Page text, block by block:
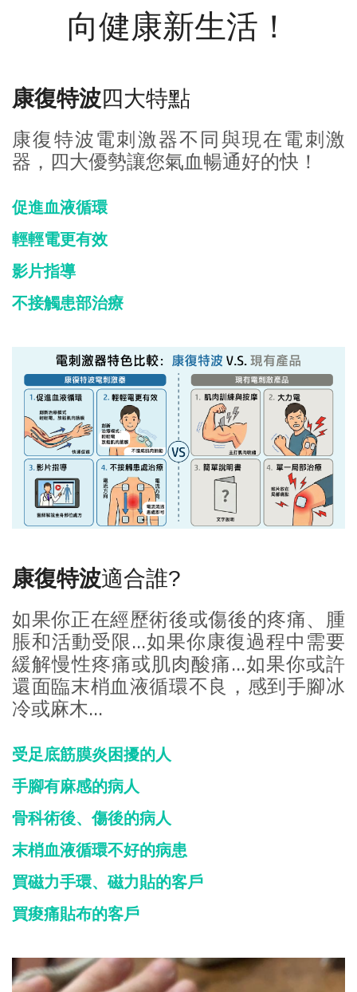
向健康新生活！
康復特波四大特點
康復特波電刺激器不同與現在電刺激
器，四大優勢讓您氣血暢通好的快！
促進血液循環
輕輕電更有效
影片指導
不接觸患部治療
康復特波適合誰?
如果你正在經歷術後或傷後的疼痛、腫
脹和活動受限...如果你康復過程中需要
緩解慢性疼痛或肌肉酸痛...如果你或許
還面臨末梢血液循環不良，感到手腳冰
冷或麻木...
受足底筋膜炎困擾的人
手腳有麻感的病人
骨科術後、傷後的病人
末梢血液循環不好的病患
買磁力手環、磁力貼的客戶
買痠痛貼布的客戶